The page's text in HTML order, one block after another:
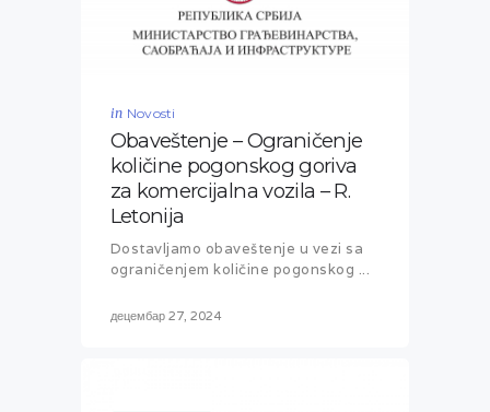
in Novosti
Obaveštenje – Ograničenje
količine pogonskog goriva
za komercijalna vozila – R.
Letonija
Dostavljamo obaveštenje u vezi sa
ograničenjem količine pogonskog ...
децембар 27, 2024